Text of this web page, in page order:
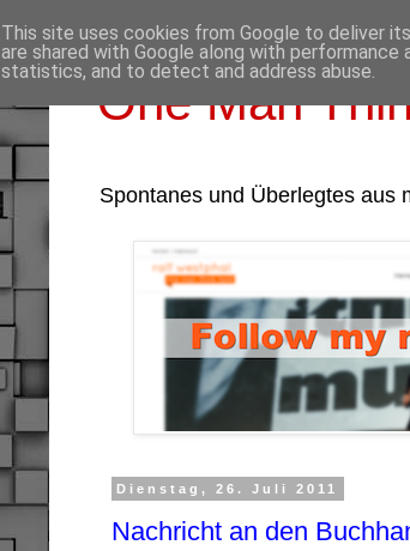
One Man
Spontanes und Überlegtes aus
Dienstag, 26. Juli 2011
Nachricht an den
This site uses cookies from Google to deliver
are shared with Google along with
statistics, and to detect and address abuse.